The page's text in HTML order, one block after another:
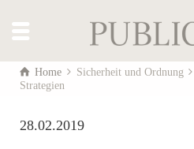
Home Sicherheit und Ordnung
Strategien
28.02.2019